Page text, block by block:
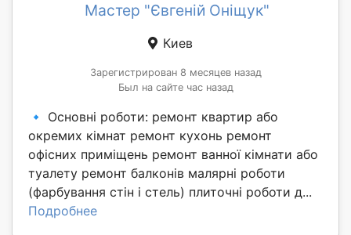
Мастер "Євгеній Оніщук"
Киев
Зарегистрирован 8 месяцев назад
Был на сайте час назад
🔹 Основні роботи: ремонт квартир або
окремих кімнат ремонт кухонь ремонт
офісних приміщень ремонт ванної кімнати або
туалету ремонт балконів малярні роботи
(фарбування стін і стель) плиточні роботи д...
Подробнее